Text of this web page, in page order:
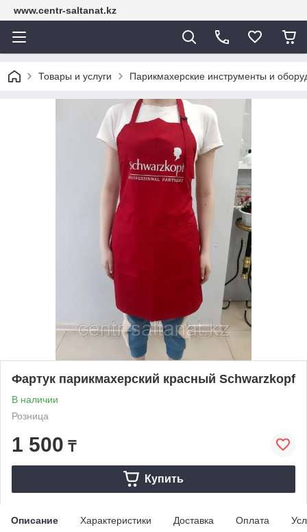
www.centr-saltanat.kz
Товары и услуги Парикмахерские инструменты и
Фартук парикмахерский красный Schwarzkopf
В наличии
Розница
1 500 ₸
Купить
Описание Характеристики Доставка Оплата